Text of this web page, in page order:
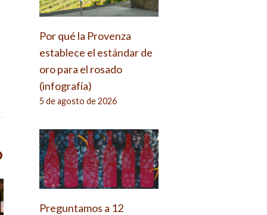
Por qué la Provenza
establece el estándar de
oro para el rosado
(infografía)
5 de agosto de 2026
Preguntamos a 12